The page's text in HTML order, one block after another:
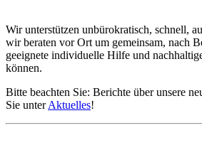
Wir unterstützen unbürokratisch, schnell,
wir beraten vor Ort um gemeinsam, nach
geeignete individuelle Hilfe und
können.
Bitte beachten Sie: Berichte über unsere
Sie unterAktuelles!